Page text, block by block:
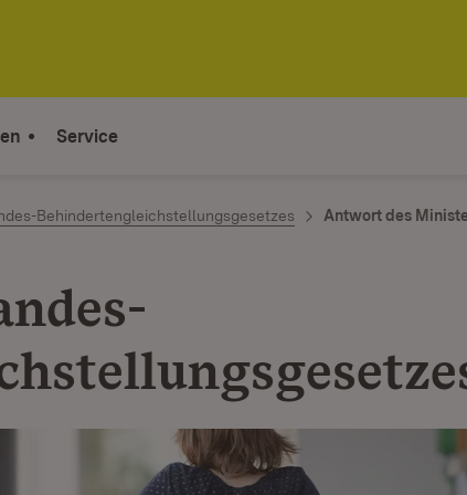
Service
Behindertengleichstellungsgesetzes Antwort des